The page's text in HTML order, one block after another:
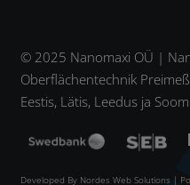
© 2025 Nanomaxi OÜ |
Oberflächentechnik
Eestis, Lätis, Leedus ja
Developed By Nordes Web Solutions|